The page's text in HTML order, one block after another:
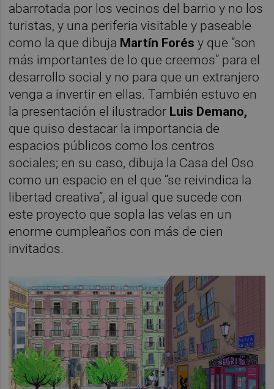
abarrotada por los vecinos del barrio y no los
turistas, y una periferia visitable y paseable
como la que dibuja Martín Forésy que “son
más importantes de lo que creemos” para el
desarrollo social y no para que un extranjero
venga a invertir en ellas. También estuvo en
la presentación el ilustrador Luis Demano,
que quiso destacar la importancia de
espacios públicos como los centros
sociales; en su caso, dibuja la Casa del Oso
como un espacio en el que “se reivindica la
libertad creativa”, al igual que sucede con
este proyecto que sopla las velas en un
enorme cumpleaños con más de cien
invitados.